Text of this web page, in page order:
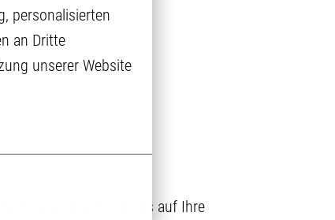
personalisierten
an Dritte
unserer Website
Dann freuen wir uns auf Ihre